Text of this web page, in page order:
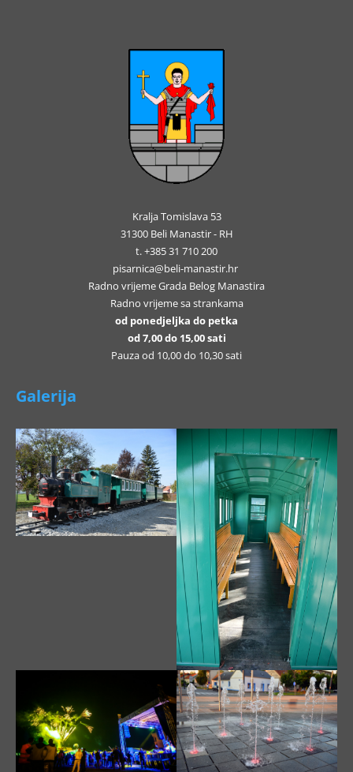
Kralja Tomislava 53
31300 Beli Manastir - RH
t. +385 31 710 200
pisarnica@beli-manastir.hr
Radno vrijeme Grada Belog Manastira
Radno vrijeme sa strankama
od ponedjeljka do petka
od 7,00 do 15,00 sati
Pauza od 10,00 do 10,30 sati
Galerija